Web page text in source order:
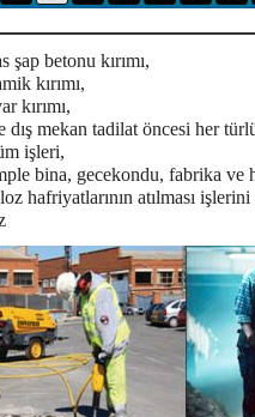
şap betonu kırımı,
kırımı,
kırımı,
dış mekan tadilat öncesi her
işleri,
bina, gecekondu, fabrika ve
hafriyatlarının atılması